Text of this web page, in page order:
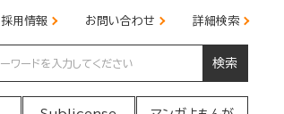
採用情報 お問い合わせ 詳細検索
検索